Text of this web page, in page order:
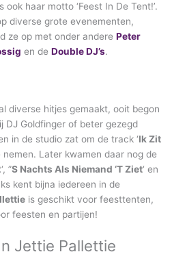
haar motto ‘Feest In De Tent!’.
diverse grote evenementen,
ze op met onder andere Peter
en de Double DJ’s.
diverse hitjes gemaakt, ooit begon
DJ Goldfinger of beter gezegd
in de studio zat om de track ‘Ik Zit
nemen. Later kwamen daar nog de
‘, ”S Nachts Als Niemand ‘T Ziet‘ en
kent bijna iedereen in de
is geschikt voor feesttenten,
feesten en partijen!
Jettie Pallettie